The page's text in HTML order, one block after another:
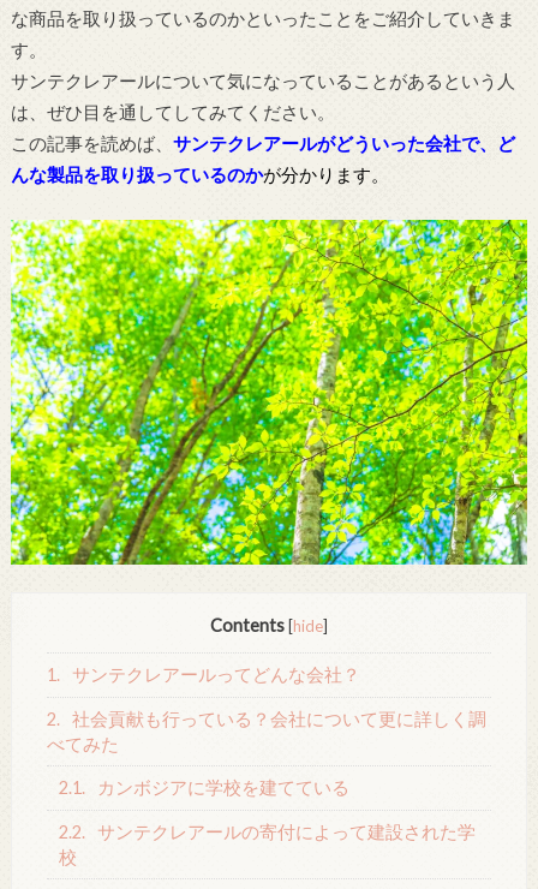
な商品を取り扱っているのかといったことをご紹介していきま
す。
サンテクレアールについて気になっていることがあるという人
は、ぜひ目を通してしてみてください。
この記事を読めば、 サンテクレアールがどういった会社で、ど
んな製品を取り扱っているのかが分かります。
Contents [hide]
1. サンテクレアールってどんな会社？
2. 社会貢献も行っている？会社について更に詳しく調
べてみた
2.1. カンボジアに学校を建てている
2.2.
サンテクレアールの寄付によって建設された学
校